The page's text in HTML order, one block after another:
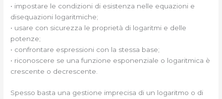
• impostare le condizioni di esistenza nelle equazioni e
disequazioni logaritmiche;
• usare con sicurezza le proprietà di logaritmi e delle
potenze;
• confrontare espressioni con la stessa base;
• riconoscere se una funzione esponenziale o logaritmica è
crescente o decrescente.
Spesso basta una gestione imprecisa di un logaritmo o di